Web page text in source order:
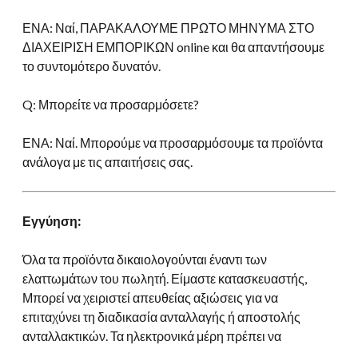
ΕΝΑ: Ναί, ΠΑΡΑΚΑΛΟΥΜΕ ΠΡΩΤΟ ΜΗΝΥΜΑ ΣΤΟ
ΔΙΑΧΕΙΡΙΣΗ ΕΜΠΟΡΙΚΩΝ online και θα απαντήσουμε
το συντομότερο δυνατόν.
Q: Μπορείτε να προσαρμόσετε?
ΕΝΑ: Ναί. Μπορούμε να προσαρμόσουμε τα προϊόντα
ανάλογα με τις απαιτήσεις σας.
Εγγύηση:
Όλα τα προϊόντα δικαιολογούνται έναντι των
ελαττωμάτων του πωλητή. Είμαστε κατασκευαστής,
Μπορεί να χειριστεί απευθείας αξιώσεις για να
επιταχύνει τη διαδικασία ανταλλαγής ή αποστολής
ανταλλακτικών. Τα ηλεκτρονικά μέρη πρέπει να